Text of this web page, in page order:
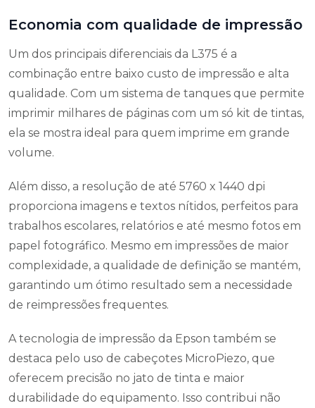
Economia com qualidade de impressão
Um dos principais diferenciais da L375 é a
combinação entre baixo custo de impressão e alta
qualidade. Com um sistema de tanques que permite
imprimir milhares de páginas com um só kit de tintas,
ela se mostra ideal para quem imprime em grande
volume.
Além disso, a resolução de até 5760 x 1440 dpi
proporciona imagens e textos nítidos, perfeitos para
trabalhos escolares, relatórios e até mesmo fotos em
papel fotográfico. Mesmo em impressões de maior
complexidade, a qualidade de definição se mantém,
garantindo um ótimo resultado sem a necessidade
de reimpressões frequentes.
A tecnologia de impressão da Epson também se
destaca pelo uso de cabeçotes MicroPiezo, que
oferecem precisão no jato de tinta e maior
durabilidade do equipamento. Isso contribui não